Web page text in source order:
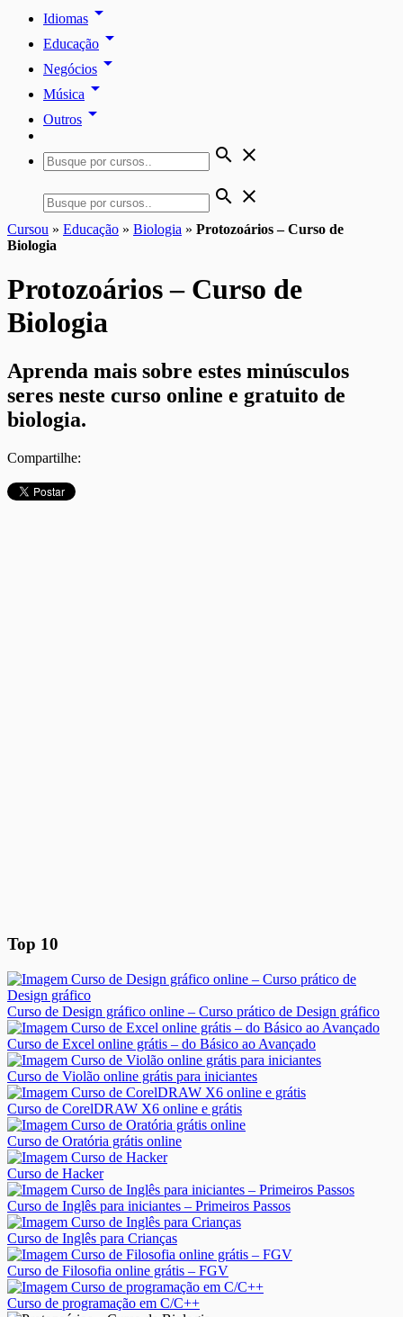
Idiomas arrow_drop_down
Educação arrow_drop_down
Negócios arrow_drop_down
Música arrow_drop_down
Outros arrow_drop_down
search close
search close
Cursou » Educação » Biologia » Protozoários – Curso de
Biologia
Protozoários – Curso de
Biologia
Aprenda mais sobre estes minúsculos
seres neste curso online e gratuito de
biologia.
Compartilhe:
Top 10
Curso de Design gráfico online – Curso prático de Design gráfico
Curso de Excel online grátis – do Básico ao Avançado
Curso de Violão online grátis para iniciantes
Curso de CorelDRAW X6 online e grátis
Curso de Oratória grátis online
Curso de Hacker
Curso de Inglês para iniciantes – Primeiros Passos
Curso de Inglês para Crianças
Curso de Filosofia online grátis – FGV
Curso de programação em C/C++